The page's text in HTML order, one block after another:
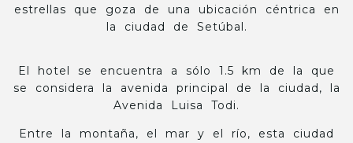
estrellas que goza de una ubicación céntrica en
la ciudad de Setúbal.
El hotel se encuentra a sólo 1.5 km de la que
se considera la avenida principal de la ciudad, la
Avenida Luisa Todi.
Entre la montaña, el mar y el río, esta ciudad